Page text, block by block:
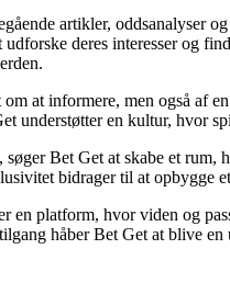
artikler, oddsanalyser
deres interesser og
at informere, men også af
understøtter en kultur, hvor
Bet Get at skabe et
bidrager til at opbygge
en platform, hvor viden og
håber Bet Get at blive